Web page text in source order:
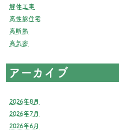
解体工事
高性能住宅
高断熱
高気密
アーカイブ
2026年8月
2026年7月
2026年6月